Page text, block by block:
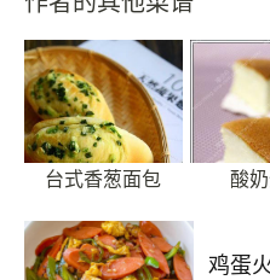
台式香葱面包 酸
鸡蛋